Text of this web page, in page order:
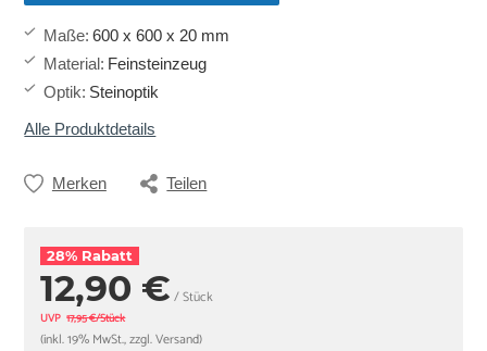
Maße: 600 x 600 x 20 mm
Material: Feinsteinzeug
Optik: Steinoptik
Alle Produktdetails
Merken Teilen
28% Rabatt
12,90 € / Stück
UVP 17,95 €/Stück
(inkl. 19% MwSt., zzgl. Versand)